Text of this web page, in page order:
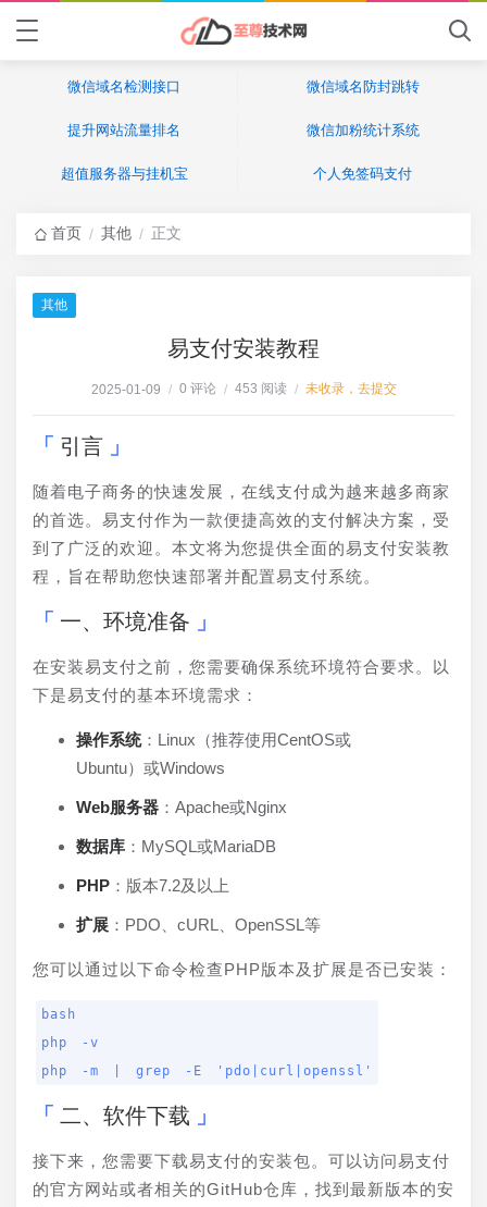
微信域名检测接口 微信域名防封跳转
提升网站流量排名 微信加粉统计系统
超值服务器与挂机宝 个人免签码支付
首页 / 其他 / 正文
其他
易支付安装教程
2025-01-09 / 0 评论 / 453 阅读 / 未收录，去提交
引言
随着电子商务的快速发展，在线支付成为越来越多商家
的首选。易支付作为一款便捷高效的支付解决方案，受
到了广泛的欢迎。本文将为您提供全面的易支付安装教
程，旨在帮助您快速部署并配置易支付系统。
一、环境准备
在安装易支付之前，您需要确保系统环境符合要求。以
下是易支付的基本环境需求：
操作系统：Linux（推荐使用CentOS或
Ubuntu）或Windows
Web服务器 ：Apache或Nginx
数据库 ：MySQL或MariaDB
PHP ：版本7.2及以上
扩展 ：PDO、cURL、OpenSSL等
您可以通过以下命令检查PHP版本及扩展是否已安装：
bash
php -v
php -m | grep -E 'pdo|curl|openssl'
二、软件下载
接下来，您需要下载易支付的安装包。可以访问易支付
的官方网站或者相关的GitHub仓库，找到最新版本的安